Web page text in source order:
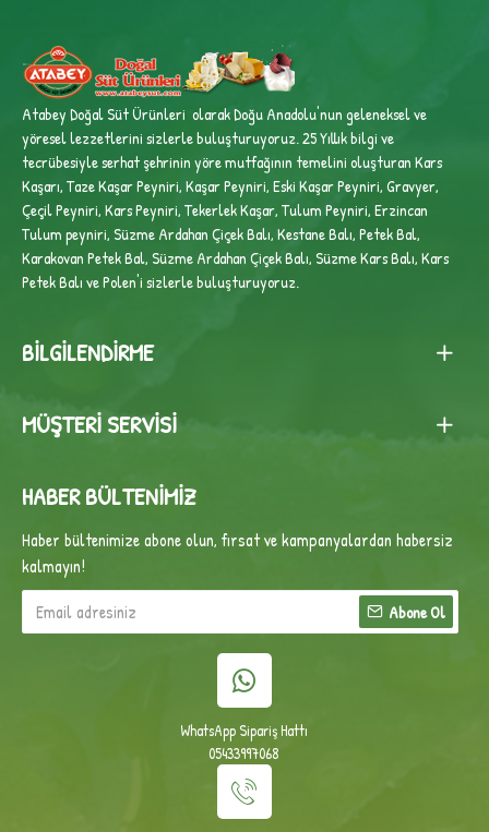
Atabey Doğal Süt Ürünleri olarak Doğu Anadolu'nun geleneksel ve
yöresel lezzetlerini sizlerle buluşturuyoruz. 25 Yıllık bilgi ve
tecrübesiyleserhat şehrinin yöre mutfağının temelini oluşturan Kars
Kaşarı, Taze Kaşar Peyniri, Kaşar Peyniri, Eski Kaşar Peyniri, Gravyer,
Çeçil Peyniri, Kars Peyniri, Tekerlek Kaşar, Tulum Peyniri, Erzincan
Tulum peyniri,Süzme Ardahan Çiçek Balı, Kestane Balı, Petek Bal,
Karakovan Petek Bal, Süzme Ardahan Çiçek Balı, Süzme Kars Balı, Kars
Petek Balı ve Polen'i sizlerle buluşturuyoruz.
BILGILENDIRME
MÜŞTERI SERVISI
HABER BÜLTENIMIZ
Haber bültenimize abone olun, fırsat ve kampanyalardan habersiz
kalmayın!
Abone Ol
WhatsApp Sipariş Hattı
05433997068